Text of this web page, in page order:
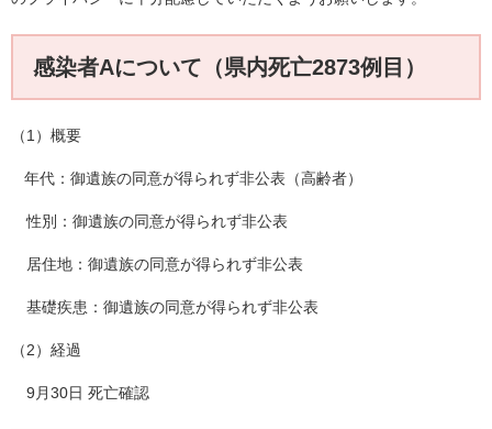
感染者Aについて（県内死亡2873例目）
（1）概要
年代：御遺族の同意が得られず非公表（高齢者）
性別：御遺族の同意が得られず非公表
居住地：御遺族の同意が得られず非公表
基礎疾患：御遺族の同意が得られず非公表
（2）経過
9月30日 死亡確認